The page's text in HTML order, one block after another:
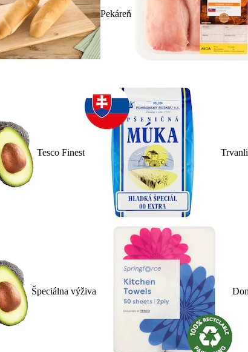
Pekáreň
Tesco Finest
Špeciálna výživa